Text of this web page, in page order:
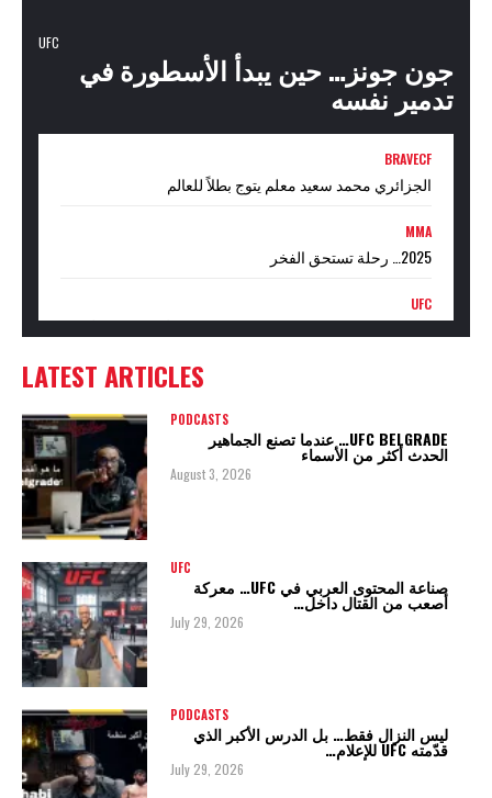
UFC
جون جونز… حين يبدأ الأسطورة في
تدمير نفسه
BRAVECF
الجزائري محمد سعيد معلم يتوج بطلاً للعالم
MMA
2025… رحلة تستحق الفخر
UFC
LATEST ARTICLES
PODCASTS
UFC BELGRADE… عندما تصنع الجماهير
الحدث أكثر من الأسماء
August 3, 2026
UFC
صناعة المحتوى العربي في UFC… معركة
أصعب من القتال داخل…
July 29, 2026
PODCASTS
ليس النزال فقط… بل الدرس الأكبر الذي
قدّمته UFC للإعلام…
July 29, 2026